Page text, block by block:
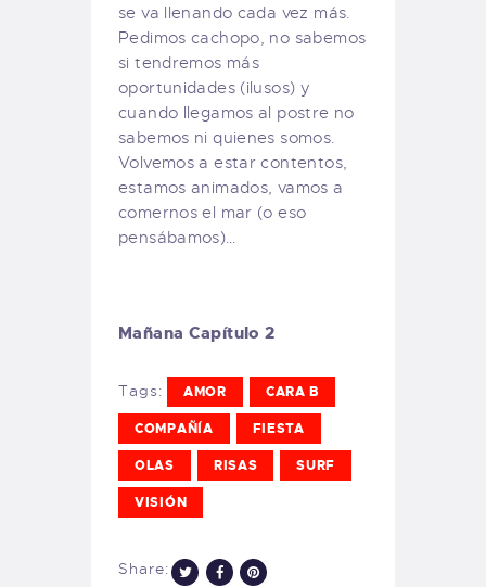
se va llenando cada vez más.
Pedimos cachopo, no sabemos
si tendremos más
oportunidades (ilusos) y
cuando llegamos al postre no
sabemos ni quienes somos.
Volvemos a estar contentos,
estamos animados, vamos a
comernos el mar (o eso
pensábamos)…
Mañana Capítulo 2
Tags: AMOR CARA B
COMPAÑÍA FIESTA
OLAS RISAS SURF
VISIÓN
Share: